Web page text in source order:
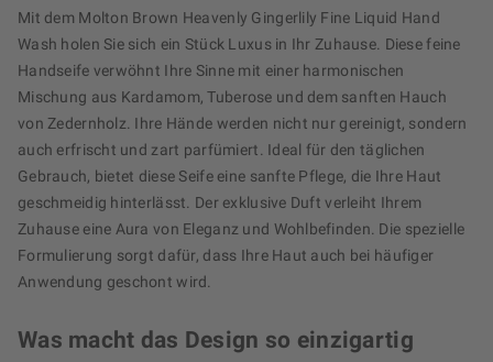
Mit dem Molton Brown Heavenly Gingerlily Fine Liquid Hand
Wash holen Sie sich ein Stück Luxus in Ihr Zuhause. Diese feine
Handseife verwöhnt Ihre Sinne mit einer harmonischen
Mischung aus Kardamom, Tuberose und dem sanften Hauch
von Zedernholz. Ihre Hände werden nicht nur gereinigt, sondern
auch erfrischt und zart parfümiert. Ideal für den täglichen
Gebrauch, bietet diese Seife eine sanfte Pflege, die Ihre Haut
geschmeidig hinterlässt. Der exklusive Duft verleiht Ihrem
Zuhause eine Aura von Eleganz und Wohlbefinden. Die spezielle
Formulierung sorgt dafür, dass Ihre Haut auch bei häufiger
Anwendung geschont wird.
Was macht das Design so einzigartig